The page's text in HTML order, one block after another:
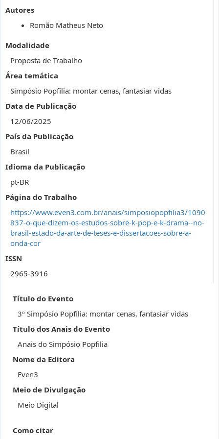
Autores
Romão Matheus Neto
Modalidade
Proposta de Trabalho
Área temática
Simpósio Popfilia: montar cenas, fantasiar vidas
Data de Publicação
12/06/2025
País da Publicação
Brasil
Idioma da Publicação
pt-BR
Página do Trabalho
https://www.even3.com.br/anais/simposiopopfilia3/1090
837-o-que-dizem-os-estudos-sobre-k-pop-e-k-drama--no-
brasil-estado-da-arte-de-teses-e-dissertacoes-sobre-a-
onda-cor
ISSN
2965-3916
Título do Evento
3º Simpósio Popfilia: montar cenas, fantasiar vidas
Título dos Anais do Evento
Anais do Simpósio Popfilia
Nome da Editora
Even3
Meio de Divulgação
Meio Digital
Como citar